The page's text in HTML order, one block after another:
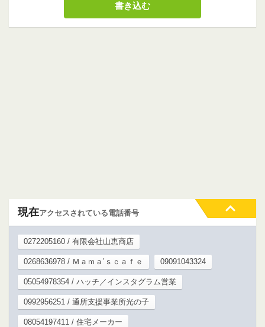
現在アクセスされている電話番号
0272205160 / 有限会社山恵商店
0268636978 / Ｍａｍａ’ｓｃａｆｅ 09091043324
05054978354 / ハッチ／インスタグラム営業
0992956251 / 通所支援事業所光の子
08054197411 / 住宅メーカー